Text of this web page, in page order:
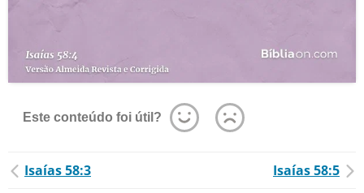
Este conteúdo foi útil?
Isaías 58:3 Isaías 58:5